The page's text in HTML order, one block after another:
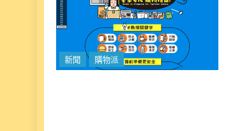
新聞 購物派